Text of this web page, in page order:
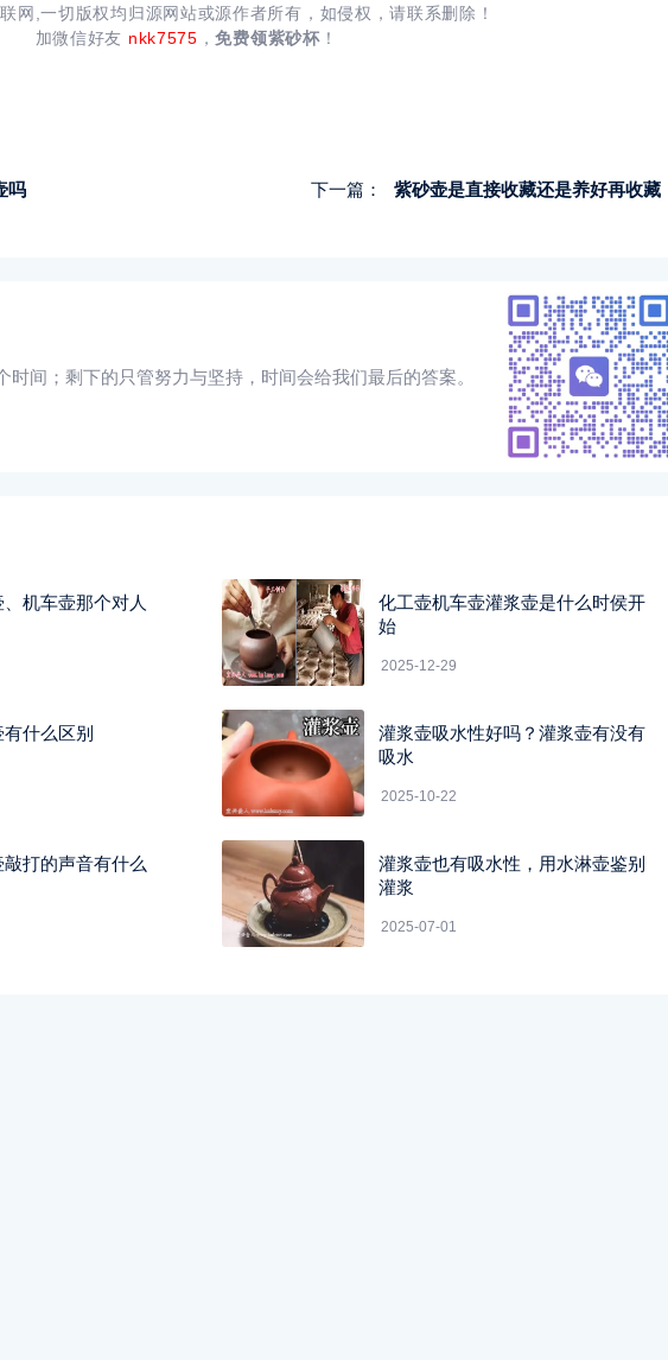
网,一切版权均归源网站或源作者所有，如侵权，请联系删除！
加微信好友 nkk7575 ，免费领紫砂杯！
吗 下一篇： 紫砂壶是直接收藏还是养好再收藏
时间；剩下的只管努力与坚持，时间会给我们最后的答案。
机车壶那个对人
化工壶机车壶灌浆壶是什么时侯开
始
2025-12-29
什么区别
灌浆壶吸水性好吗？灌浆壶有没有
吸水
2025-10-22
打的声音有什么
灌浆壶也有吸水性，用水淋壶鉴别
灌浆
2025-07-01